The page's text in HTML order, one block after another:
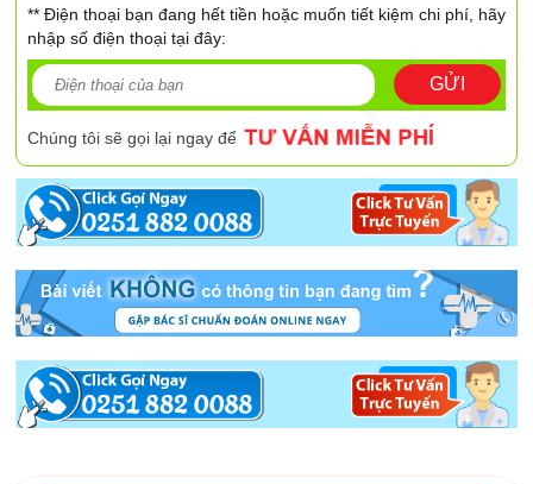
** Điện thoại bạn đang hết tiền hoặc muốn tiết kiệm chi phí, hãy
nhập số điện thoại tại đây:
GỬI
Chúng tôi sẽ gọi lại ngay để